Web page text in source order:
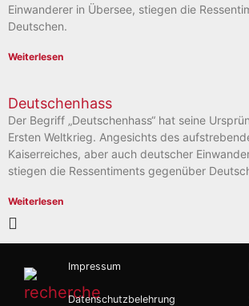
Einwanderer in Übersee, stiegen die
Deutschen.
Weiterlesen
Deutschenhass
Der Begriff „Deutschenhass“ hat seine
Ersten Weltkrieg. Angesichts des
Kaiserreiches, aber auch deutscher
stiegen die Ressentiments gegenüber
Weiterlesen
Impressum
Datenschutzbelehrung